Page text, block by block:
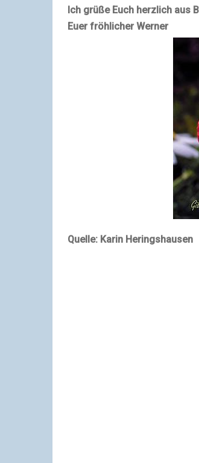
Ich grüße Euch herzlich aus
Euer fröhlicher Werner
Quelle: Karin Heringshausen